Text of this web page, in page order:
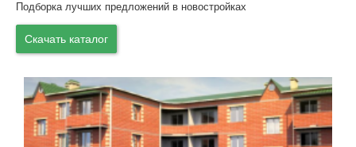
Подборка лучших предложений в новостройках
Скачать каталог